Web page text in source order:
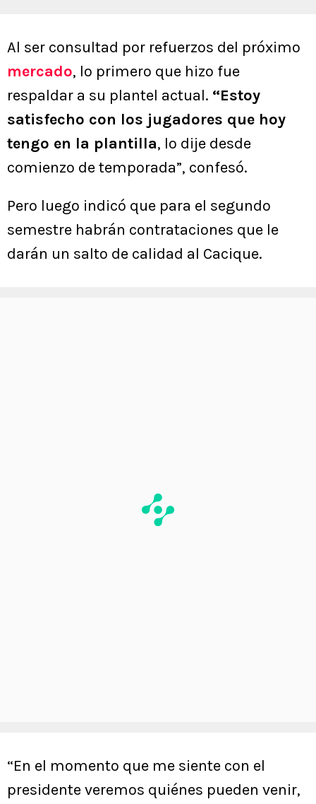
Al ser consultad por refuerzos del próximo
mercado, lo primero que hizo fue
respaldar a su plantel actual. “Estoy
satisfecho con los jugadores que hoy
tengo en la plantilla, lo dije desde
comienzo de temporada”, confesó.
Pero luego indicó que para el segundo
semestre habrán contrataciones que le
darán un salto de calidad al Cacique.
“En el momento que me siente con el
presidente veremos quiénes pueden venir,